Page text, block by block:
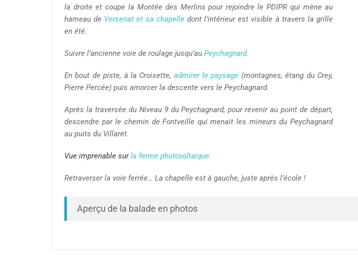
la droite et coupe la Montée des Merlins pour rejoindre le PDIPR qui mène au
hameau de Versenat et sa chapelledont l’intérieur est visible à travers la grille
en été.
Suivre l’ancienne voie de roulage jusqu’au Peychagnard.
En bout de piste, à la Croisette, admirer le paysage (montagnes, étang du Crey,
Pierre Percée) puis amorcer la descente vers le Peychagnard.
Après la traversée du Niveau 9 du Peychagnard, pour revenir au point de départ,
descendre par le chemin de Fontveille qui menait les mineurs du Peychagnard
au puits du Villaret.
Vue imprenable surla ferme photovoltaïque.
Retraverser la voie ferrée… La chapelle est à gauche, juste après l’école !
Aperçu de la balade en photos